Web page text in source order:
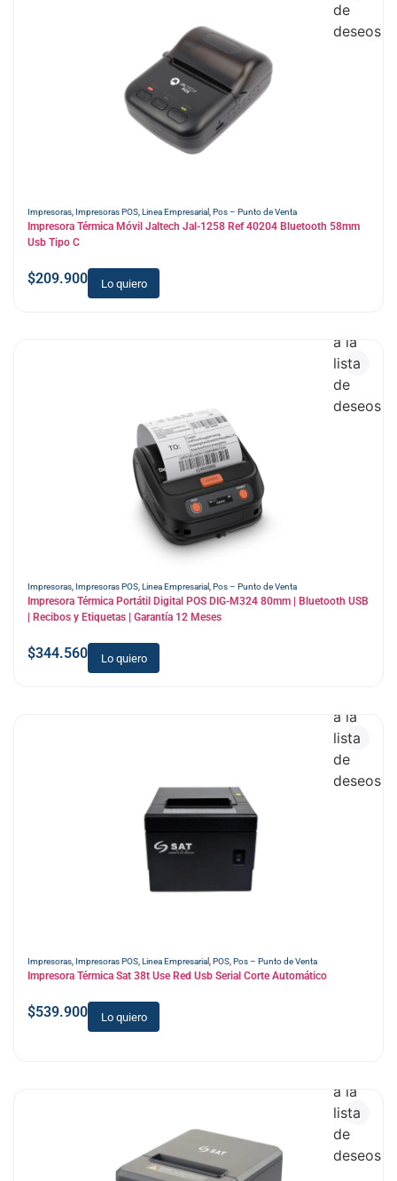
Impresoras Impresoras POS Linea Empresarial Pos – Punto de Venta
Impresora Térmica Móvil Jaltech Jal-1258 Ref 40204 Bluetooth 58mm
Usb Tipo C
$209.900 Lo quiero
de
deseos
Impresoras Impresoras POS Linea Empresarial Pos – Punto de Venta
Impresora Térmica Portátil Digital POS DIG-M324 80mm | Bluetooth USB
| Recibos y Etiquetas | Garantía 12 Meses
$344.560 Lo quiero
a la
lista
de
deseos
Impresoras Impresoras POS Linea Empresarial POS Pos – Punto de Venta
Impresora Térmica Sat 38t Use Red Usb Serial Corte Automático
$539.900 Lo quiero
a la
lista
de
deseos
a la
lista
de
deseos